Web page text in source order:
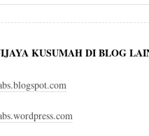
KUSUMAH DI BLOG